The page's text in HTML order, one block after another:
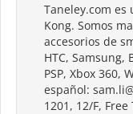
Taneley.com es
Kong. Somos
accesorios de
HTC, Samsung,
PSP, Xbox 360,
español:
1201, 12/F,